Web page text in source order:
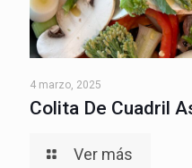
4 marzo, 2025
Colita De Cuadril
Ver más